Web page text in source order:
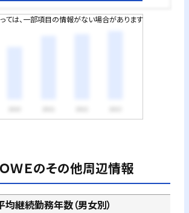
ては、一部項目の情報がない場合があります
ＷＥのその他周辺情報
均継続勤務年数（男女別）